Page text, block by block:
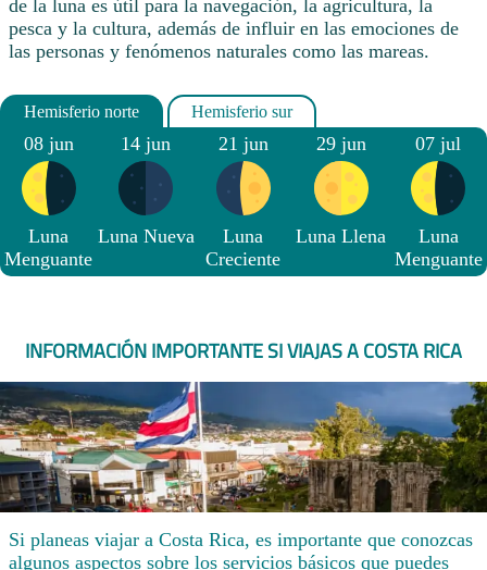
de la luna es útil para la navegación, la agricultura, la
pesca y la cultura, además de influir en las emociones de
las personas y fenómenos naturales como las mareas.
08 jun
Luna
Menguante
14 jun
Luna Nueva
21 jun
Luna
Creciente
29 jun
Luna Llena
07 jul
Luna
Menguante
INFORMACIÓN IMPORTANTE SI VIAJAS A COSTA RICA
Si planeas viajar a Costa Rica, es importante que conozcas
algunos aspectos sobre los servicios básicos que puedes